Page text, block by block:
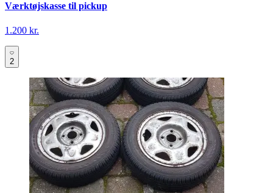
Værktøjskasse til pickup
1.200 kr.
2